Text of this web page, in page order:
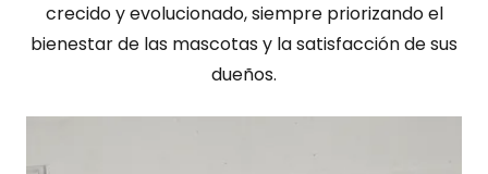
crecido y evolucionado, siempre priorizando el
bienestar de las mascotas y la satisfacción de sus
dueños.